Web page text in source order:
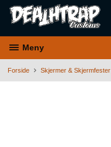
Meny
Forside Skjermer & Skjermfester